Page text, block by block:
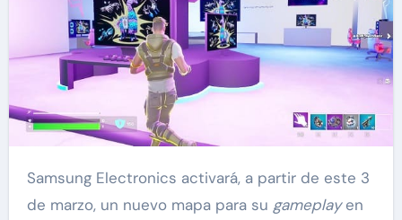
Samsung Electronics activará, a partir de este 3
de marzo, un nuevo mapa para su gameplayen